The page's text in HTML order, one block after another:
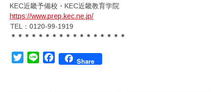
KEC近畿予備校・KEC近畿教育学院
https://www.prep.kec.ne.jp/
TEL：0120-99-1919
＊＊＊＊＊＊＊＊＊＊＊＊＊＊＊＊＊
TwitterLine FacebookShare